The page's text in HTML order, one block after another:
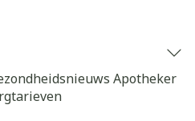
Apotheker